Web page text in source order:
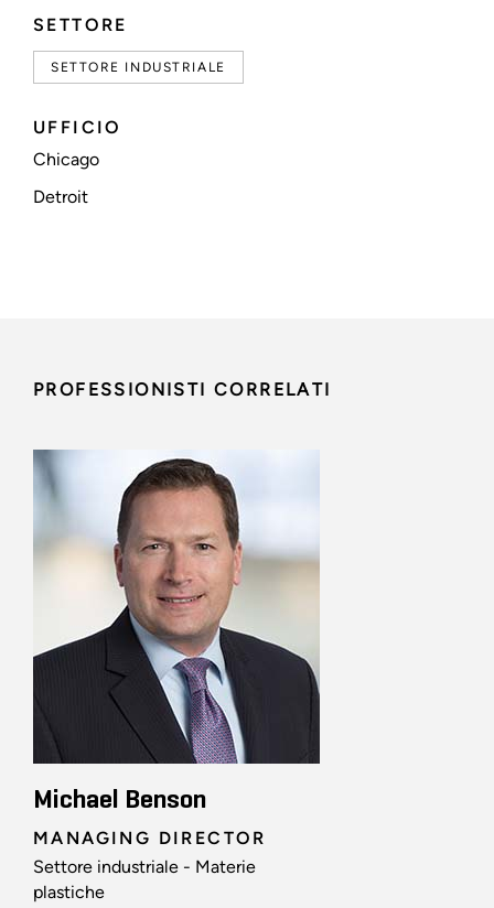
SETTORE
SETTORE INDUSTRIALE
UFFICIO
Chicago
Detroit
PROFESSIONISTI CORRELATI
Michael Benson
MANAGING DIRECTOR
Settore industriale - Materie
plastiche